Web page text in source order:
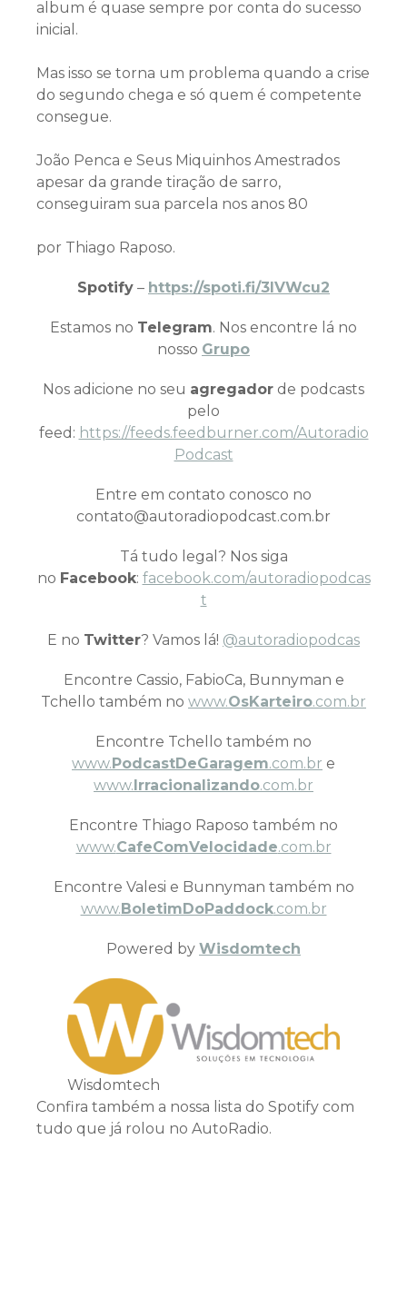
album é quase sempre por conta do sucesso
inicial.
Mas isso se torna um problema quando a crise
do segundo chega e só quem é competente
consegue.
João Penca e Seus Miquinhos Amestrados
apesar da grande tiração de sarro,
conseguiram sua parcela nos anos 80
por Thiago Raposo.
Spotify – https://spoti.fi/3IVWcu2
Estamos no Telegram. Nos encontre lá no
nosso Grupo
Nos adicione no seu agregador de podcasts
pelo
feed: https://feeds.feedburner.com/Autoradio
Podcast
Entre em contato conosco no
contato@autoradiopodcast.com.br
Tá tudo legal? Nos siga
no Facebook: facebook.com/autoradiopodcas
t
E no Twitter? Vamos lá! @autoradiopodcas
Encontre Cassio, FabioCa, Bunnyman e
Tchello também no www.OsKarteiro.com.br
Encontre Tchello também no
www.PodcastDeGaragem.com.br e
www.Irracionalizando.com.br
Encontre Thiago Raposo também no
www.CafeComVelocidade.com.br
Encontre Valesi e Bunnyman também no
www.BoletimDoPaddock.com.br
Powered by Wisdomtech
Wisdomtech
Confira também a nossa lista do Spotify com
tudo que já rolou no AutoRadio.